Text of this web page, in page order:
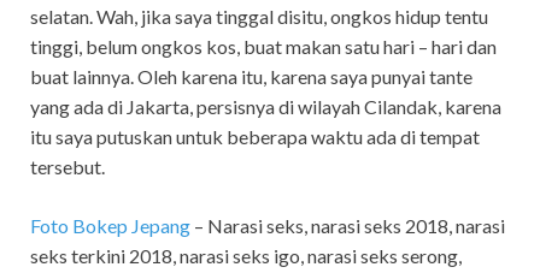
selatan. Wah, jika saya tinggal disitu, ongkos hidup tentu
tinggi, belum ongkos kos, buat makan satu hari – hari dan
buat lainnya. Oleh karena itu, karena saya punyai tante
yang ada di Jakarta, persisnya di wilayah Cilandak, karena
itu saya putuskan untuk beberapa waktu ada di tempat
tersebut.
Foto Bokep Jepang – Narasi seks, narasi seks 2018, narasi
seks terkini 2018, narasi seks igo, narasi seks serong,